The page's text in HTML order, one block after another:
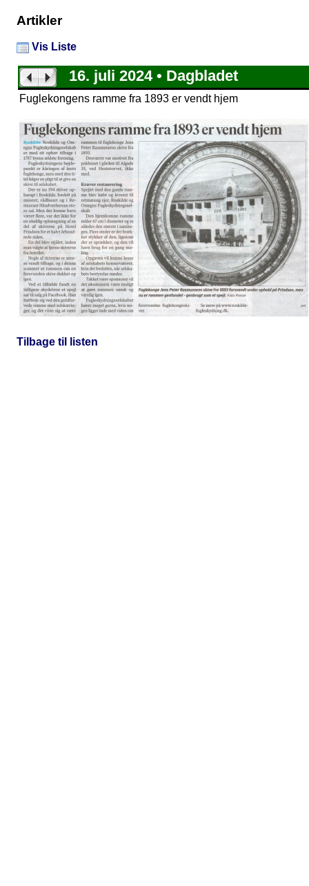
Artikler
Vis Liste
16. juli 2024 • Dagbladet
Fuglekongens ramme fra 1893 er vendt hjem
Tilbage til listen